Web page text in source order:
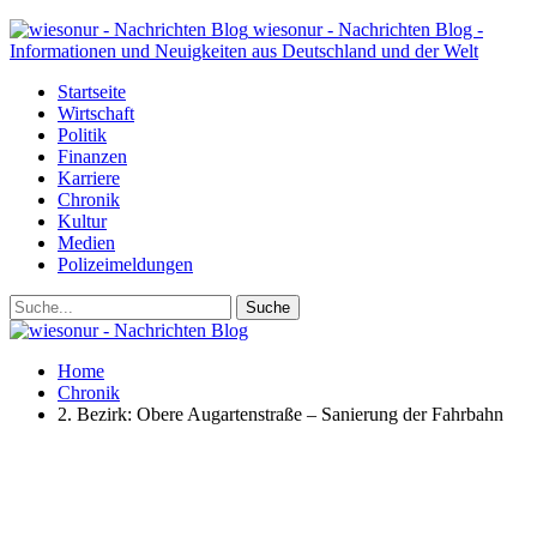
wiesonur - Nachrichten Blog -
Informationen und Neuigkeiten aus Deutschland und der Welt
Startseite
Wirtschaft
Politik
Finanzen
Karriere
Chronik
Kultur
Medien
Polizeimeldungen
Home
Chronik
2. Bezirk: Obere Augartenstraße – Sanierung der Fahrbahn